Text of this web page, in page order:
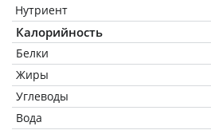
Нутриент
Калорийность
Белки
Жиры
Углеводы
Вода